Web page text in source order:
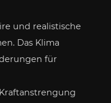
und realistische
Das Klima
für